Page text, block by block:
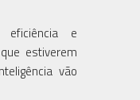
e
estiverem
vão